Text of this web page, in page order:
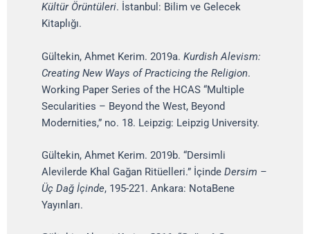
Kültür Örüntüleri. İstanbul: Bilim ve Gelecek
Kitaplığı.
Gültekin, Ahmet Kerim. 2019a. Kurdish Alevism:
Creating New Ways of Practicing the Religion.
Working Paper Series of the HCAS “Multiple
Secularities – Beyond the West, Beyond
Modernities,” no. 18. Leipzig: Leipzig University.
Gültekin, Ahmet Kerim. 2019b. “Dersimli
Alevilerde Khal Gağan Ritüelleri.” İçinde Dersim –
Üç Dağ İçinde, 195-221. Ankara: NotaBene
Yayınları.